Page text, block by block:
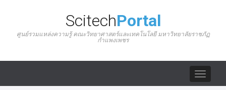
ScitechPortal
ศูนย์รวมแหล่งความรู้ คณะวิทยาศาสตร์และเทคโนโลยี มหาวิทยาลัยราชภัฏ
กำแพงเพชร
Toggle